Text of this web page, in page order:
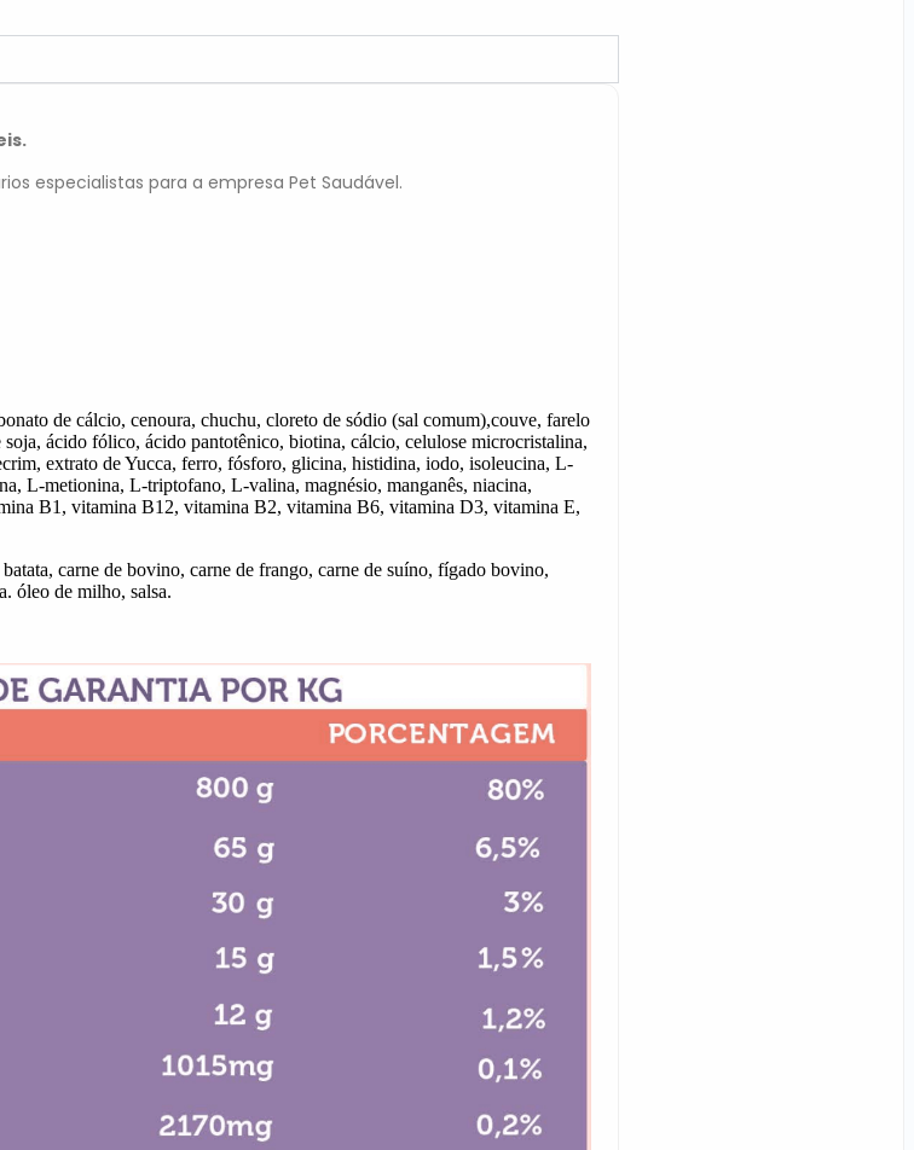
especialistas para a empresa Pet Saudável.
de cálcio, cenoura, chuchu, cloreto de sódio (sal comum),couve, farelo
ácido fólico, ácido pantotênico, biotina, cálcio, celulose microcristalina,
extrato de Yucca, ferro, fósforo, glicina, histidina, iodo, isoleucina, L-
L-metionina, L-triptofano, L-valina, magnésio, manganês, niacina,
B1, vitamina B12, vitamina B2, vitamina B6, vitamina D3, vitamina E,
carne de bovino, carne de frango, carne de suíno, fígado bovino,
óleo de milho, salsa.